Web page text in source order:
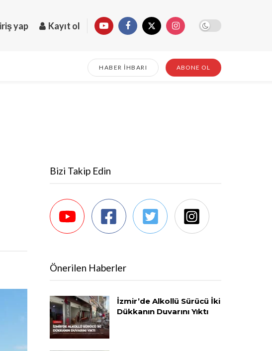
yap Kayıt ol
HABER İHBARI ABONE OL
Bizi Takip Edin
Önerilen Haberler
İzmir’de Alkollü Sürücü İki
Dükkanın Duvarını Yıktı